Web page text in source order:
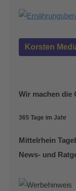
Korsten
Wir machen die
365 Tage im Jahr
Mittelrhein
News- und